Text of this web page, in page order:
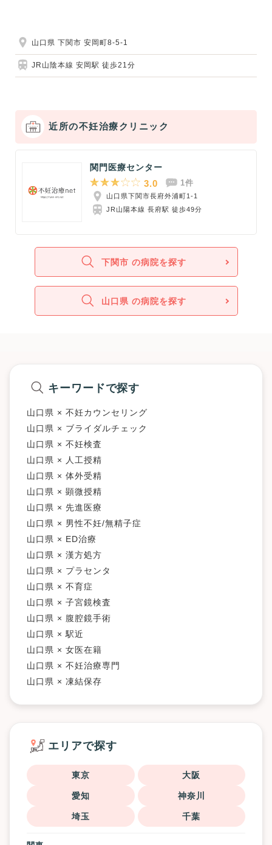
山口県 下関市 安岡町8-5-1
JR山陰本線 安岡駅 徒歩21分
近所の不妊治療クリニック
関門医療センター
3.0 1件
山口県下関市長府外浦町1-1
JR山陽本線 長府駅 徒歩49分
下関市 の病院を探す
山口県 の病院を探す
キーワードで探す
山口県 × 不妊カウンセリング
山口県 × ブライダルチェック
山口県 × 不妊検査
山口県 × 人工授精
山口県 × 体外受精
山口県 × 顕微授精
山口県 × 先進医療
山口県 × 男性不妊/無精子症
山口県 × ED治療
山口県 × 漢方処方
山口県 × プラセンタ
山口県 × 不育症
山口県 × 子宮鏡検査
山口県 × 腹腔鏡手術
山口県 × 駅近
山口県 × 女医在籍
山口県 × 不妊治療専門
山口県 × 凍結保存
エリアで探す
東京 大阪
愛知 神奈川
埼玉 千葉